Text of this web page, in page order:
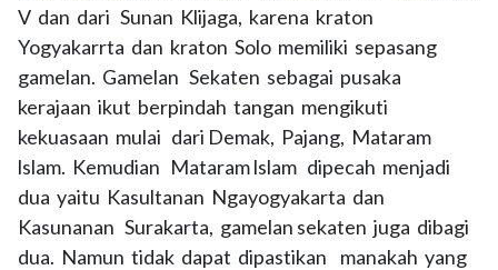
V dan dari Sunan Klijaga, karena kraton
Yogyakarrta dan kraton Solo memiliki sepasang
gamelan. Gamelan Sekaten sebagai pusaka
kerajaan ikut berpindah tangan mengikuti
kekuasaan mulai dari Demak, Pajang, Mataram
lslam. Kemudian Mataram lslam dipecah menjadi
dua yaitu Kasultanan Ngayogyakarta dan
Kasunanan Surakarta, gamelan sekaten juga dibagi
dua. Namun tidak dapat dipastikan manakah yang